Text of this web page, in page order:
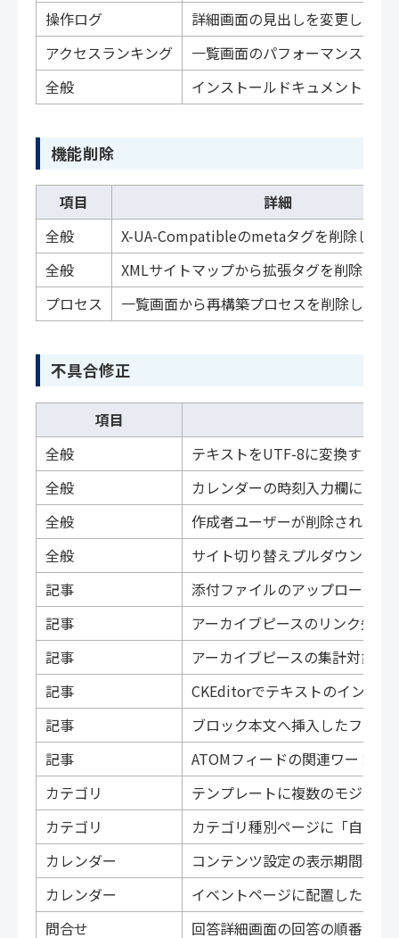
操作ログ
詳細画面の見出しを変更しまし
アクセスランキング
一覧画面のパフォーマンス改善
全般
インストールドキュメントと
機能削除
項目
詳細
全般
X-UA-Compatibleのmetaタグを削除しま
全般
XMLサイトマップから拡張タグを削除しま
プロセス
一覧画面から再構築プロセスを削除しまし
不具合修正
項目
全般
テキストをUTF-8に変換すると
全般
カレンダーの時刻入力欄にマ
全般
作成者ユーザーが削除されて
全般
サイト切り替えプルダウンの
記事
添付ファイルのアップロード
記事
アーカイブピースのリンク先
記事
アーカイブピースの集計対象カ
記事
CKEditorでテキストのインデ
記事
ブロック本文へ挿入したファ
記事
ATOMフィードの関連ワード
カテゴリ
テンプレートに複数のモジュー
カテゴリ
カテゴリ種別ページに「自カ
カレンダー
コンテンツ設定の表示期間検
カレンダー
イベントページに配置したカ
問合せ
回答詳細画面の回答の順番が